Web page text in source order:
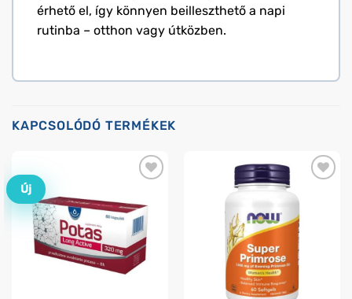
érhető el, így könnyen beilleszthető a napi
rutinba – otthon vagy útközben.
KAPCSOLÓDÓ TERMÉKEK
Új